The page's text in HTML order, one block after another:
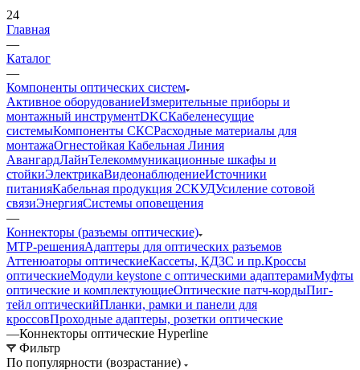
24
Главная
—
Каталог
—
Компоненты оптических систем
Активное оборудованиеИзмерительные приборы и
монтажный инструментDKCКабеленесущие
системыКомпоненты СКСРасходные материалы для
монтажаОгнестойкая Кабельная Линия
АвангардЛайнТелекоммуникационные шкафы и
стойкиЭлектрикаВидеонаблюдениеИсточники
питанияКабельная продукция 2СКУДУсиление сотовой
связиЭнергияСистемы оповещения
—
Коннекторы (разъемы оптические)
MTP-решенияАдаптеры для оптических разъемов
Аттенюаторы оптическиеКассеты, КДЗС и пр.Кроссы
оптическиеМодули keystone с оптическими адаптерамиМуфты
оптические и комплектующиеОптические патч-кордыПиг-
тейл оптическийПланки, рамки и панели для
кроссовПроходные адаптеры, розетки оптические
—Коннекторы оптические Hyperline
Фильтр
По популярности (возрастание)